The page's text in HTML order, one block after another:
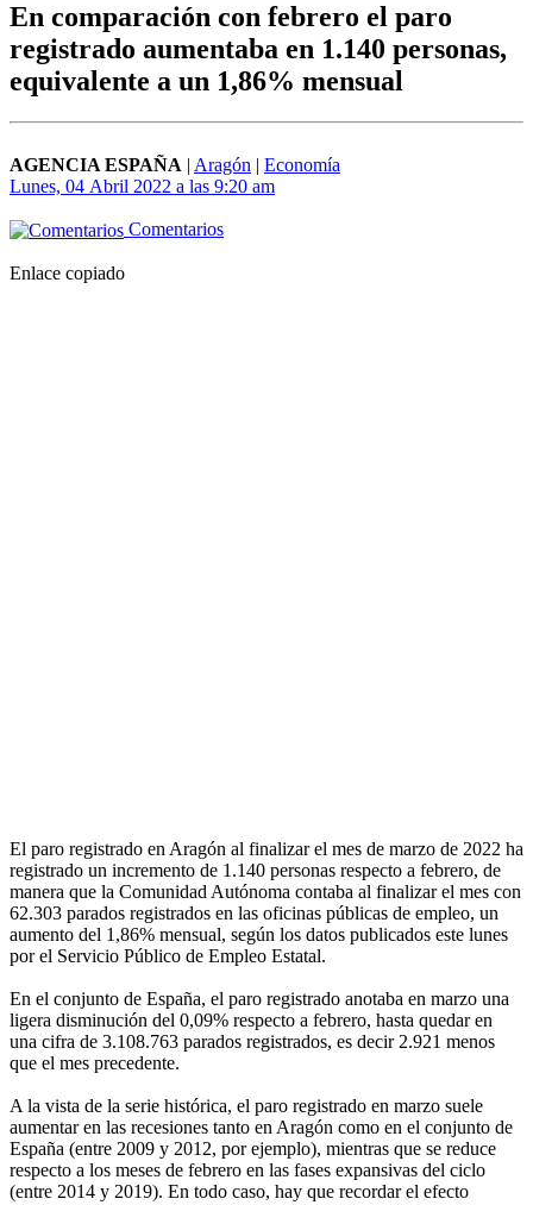
En comparación con febrero el paro
registrado aumentaba en 1.140 personas,
equivalente a un 1,86% mensual
AGENCIA ESPAÑA | Aragón | Economía
Lunes, 04 Abril 2022 a las 9:20 am
Comentarios
Enlace copiado
El paro registrado en Aragón al finalizar el mes de marzo de 2022 ha
registrado un incremento de 1.140 personas respecto a febrero, de
manera que la Comunidad Autónoma contaba al finalizar el mes con
62.303 parados registrados en las oficinas públicas de empleo, un
aumento del 1,86% mensual, según los datos publicados este lunes
por el Servicio Público de Empleo Estatal.
En el conjunto de España, el paro registrado anotaba en marzo una
ligera disminución del 0,09% respecto a febrero, hasta quedar en
una cifra de 3.108.763 parados registrados, es decir 2.921 menos
que el mes precedente.
A la vista de la serie histórica, el paro registrado en marzo suele
aumentar en las recesiones tanto en Aragón como en el conjunto de
España (entre 2009 y 2012, por ejemplo), mientras que se reduce
respecto a los meses de febrero en las fases expansivas del ciclo
(entre 2014 y 2019). En todo caso, hay que recordar el efecto